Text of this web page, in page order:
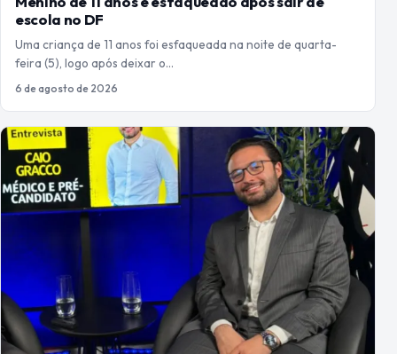
escola no DF
Uma criança de 11 anos foi esfaqueada na noite de quarta-
feira (5), logo após deixar o…
6 de agosto de 2026